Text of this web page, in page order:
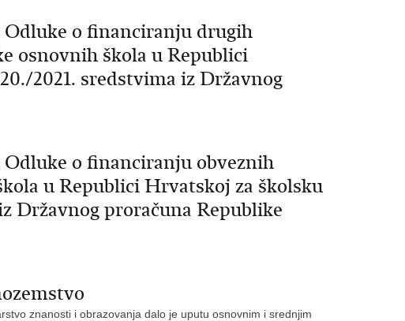
Odluke o financiranju drugih
osnovnih škola u Republici
2021. sredstvima iz Državnog
o financiranju obveznih
u Republici Hrvatskoj za školsku
Državnog proračuna Republike
znanosti i obrazovanja dalo je uputu osnovnim i srednjim